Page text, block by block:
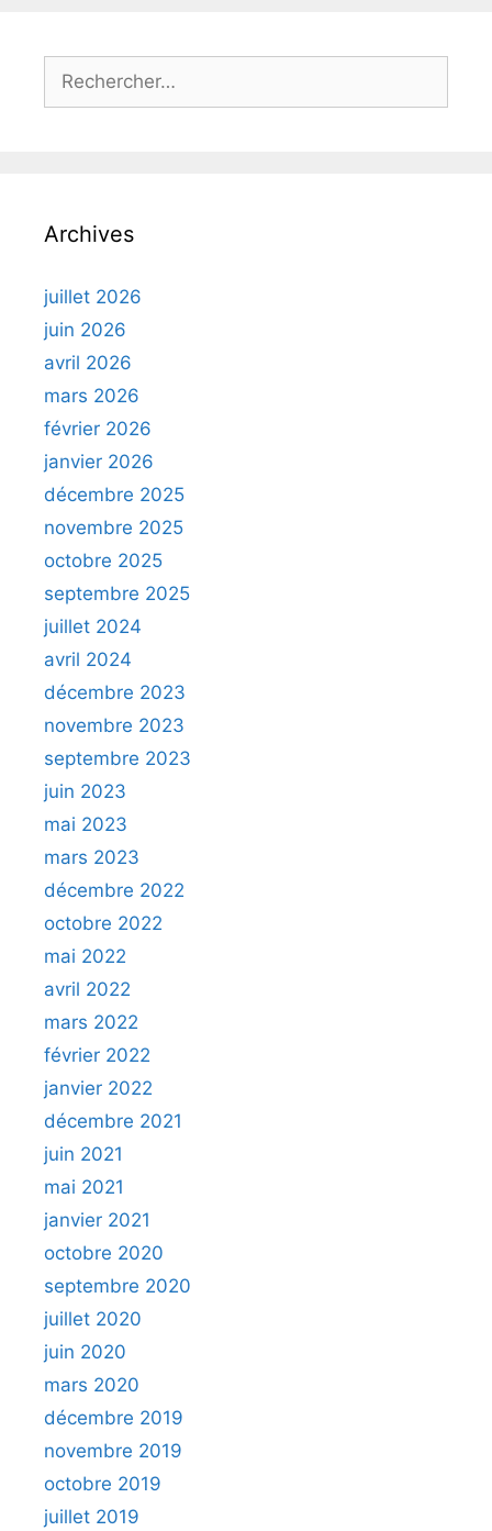
Rechercher :
Archives
juillet 2026
juin 2026
avril 2026
mars 2026
février 2026
janvier 2026
décembre 2025
novembre 2025
octobre 2025
septembre 2025
juillet 2024
avril 2024
décembre 2023
novembre 2023
septembre 2023
juin 2023
mai 2023
mars 2023
décembre 2022
octobre 2022
mai 2022
avril 2022
mars 2022
février 2022
janvier 2022
décembre 2021
juin 2021
mai 2021
janvier 2021
octobre 2020
septembre 2020
juillet 2020
juin 2020
mars 2020
décembre 2019
novembre 2019
octobre 2019
juillet 2019